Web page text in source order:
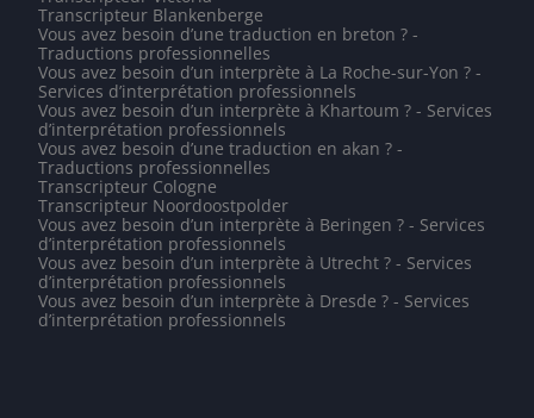
Transcripteur Blankenberge
Vous avez besoin d’une traduction en breton ? -
Traductions professionnelles
Vous avez besoin d’un interprète à La Roche-sur-Yon ? -
Services d’interprétation professionnels
Vous avez besoin d’un interprète à Khartoum ? - Services
d’interprétation professionnels
Vous avez besoin d’une traduction en akan ? -
Traductions professionnelles
Transcripteur Cologne
Transcripteur Noordoostpolder
Vous avez besoin d’un interprète à Beringen ? - Services
d’interprétation professionnels
Vous avez besoin d’un interprète à Utrecht ? - Services
d’interprétation professionnels
Vous avez besoin d’un interprète à Dresde ? - Services
d’interprétation professionnels